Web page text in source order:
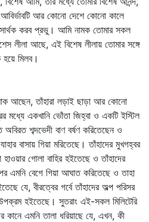
আর কোনো দেশে কোনো কালে
করব প্রভু। আমি নামক তোমার সকল
লীলা আছে, এই বিশেষ লীলায় তোমার সঙ্গে
মিলব।
আছেন, তাঁহারা লড়াই ছাড়া আর কোনো
মধ্যে একখানি ভোঁতা জিহ্বা ও একটি ইস্টিল
শব্দভেদী বাণ বর্ষণ করিতেছেন ও
বাসায় গিয়া মরিতেছে। তাঁহাদের মুখগহ্বর
গোলা বাহির হইতেছে ও তাঁহাদের
এমনি বেগে গিয়া আঘাত করিতেছে ও তাহা
যে, বীরত্বের গর্বে তাঁহাদের অল্প পরিসর
উপক্রম হইতেছে। সুতরাং এই-সকল মিলিটেরি
কানে এমনি তালা ধরিয়াছে যে, এখন, কী